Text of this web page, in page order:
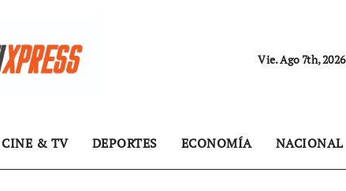
Vie. Ago 7th, 2026
CINE & TV DEPORTES ECONOMÍA NACIONAL